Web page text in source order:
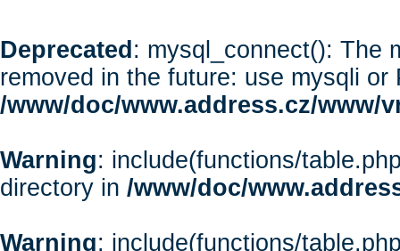
Deprecated : mysql_connect(): The
removed in the future: use mysqli or
/www/doc/www.address.cz/www/
Warning: include(functions/
directory in /www/doc/
Warning: include(functions/